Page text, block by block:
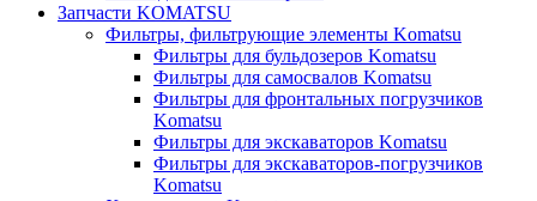
Запчасти KOMATSU
Фильтры, фильтрующие элементы Komatsu
Фильтры для бульдозеров Komatsu
Фильтры для самосвалов Komatsu
Фильтры для фронтальных погрузчиков
Komatsu
Фильтры для экскаваторов Komatsu
Фильтры для экскаваторов-погрузчиков
Komatsu